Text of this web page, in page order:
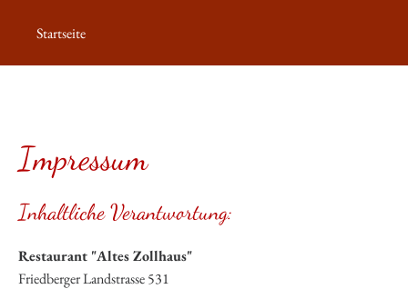
Startseite
Impressum
Inhaltliche Verantwortung:
Restaurant "Altes Zollhaus"
Friedberger Landstrasse 531